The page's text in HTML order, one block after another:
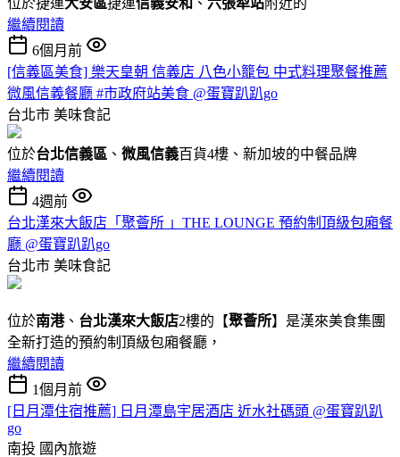
繼續閱讀
6個月前
[信義區美食] 樂天皇朝 信義店 八色小籠包 中式料理聚餐推薦
微風信義餐廳 #市政府站美食 @蛋寶趴趴go
台北市 美味食記
位於台北信義區 、 微風信義百貨4樓、新加坡的中餐品牌
繼續閱讀
4週前
台北漢來大飯店「聚薈所 」THE LOUNGE 預約制頂級包廂餐
廳 @蛋寶趴趴go
台北市 美味食記
位於南港、 台北漢來大飯店2樓的【聚薈所】是漢來美食集團
全新打造的預約制頂級包廂餐廳，
繼續閱讀
1個月前
[日月潭住宿推薦] 日月潭島宇居酒店 近水社碼頭 @蛋寶趴趴
go
南投 國內旅遊